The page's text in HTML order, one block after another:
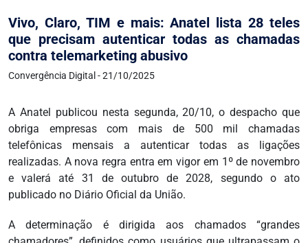
Vivo, Claro, TIM e mais: Anatel lista 28 teles
que precisam autenticar todas as chamadas
contra telemarketing abusivo
Convergência Digital - 21/10/2025
A Anatel publicou nesta segunda, 20/10, o despacho que
obriga empresas com mais de 500 mil chamadas
telefônicas mensais a autenticar todas as ligações
realizadas. A nova regra entra em vigor em 1º de novembro
e valerá até 31 de outubro de 2028, segundo o ato
publicado no Diário Oficial da União.
A determinação é dirigida aos chamados “grandes